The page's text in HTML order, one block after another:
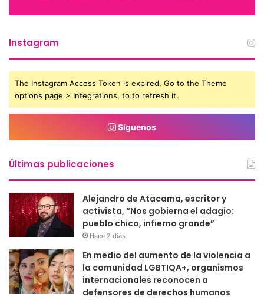
Instagram
The Instagram Access Token is expired, Go to the Theme
options page > Integrations, to to refresh it.
Síguenos
Últimas publicaciones
Alejandro de Atacama, escritor y
activista, “Nos gobierna el adagio:
pueblo chico, infierno grande”
Hace 2 días
En medio del aumento de la violencia a
la comunidad LGBTIQA+, organismos
internacionales reconocen a
defensores de derechos humanos